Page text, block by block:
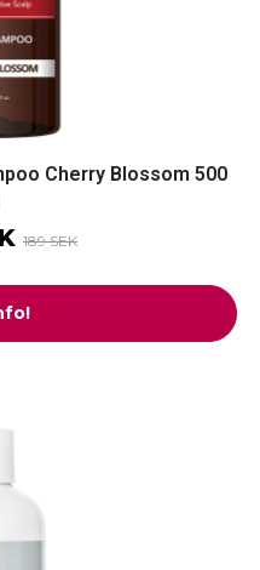
Cherry Blossom 500
189 SEK